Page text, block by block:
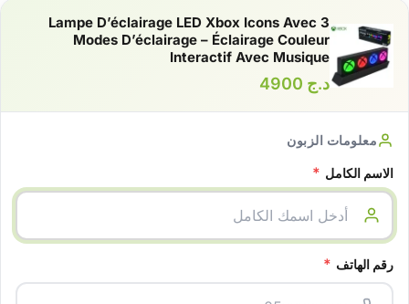
Lampe D’éclairage LED Xbox Icons Avec 3
Modes D’éclairage – Éclairage Couleur
Interactif Avec Musique
د.ج
معلومات الزبون
الاسم الكامل *
رقم الهاتف *